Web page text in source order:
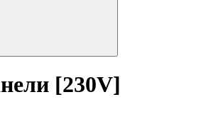
[230V]